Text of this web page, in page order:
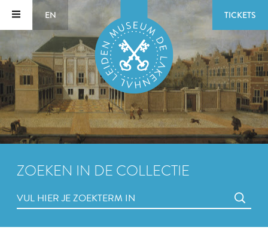
EN TICKETS
ZOEKEN IN DE COLLECTIE